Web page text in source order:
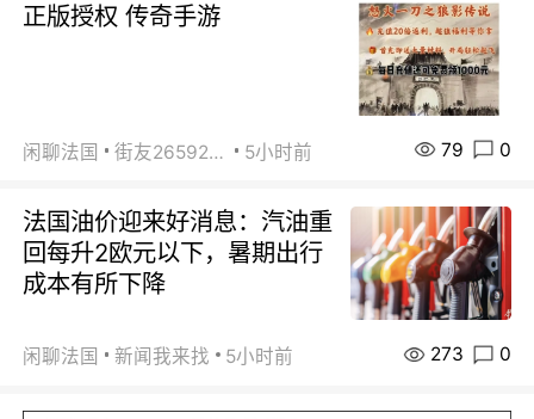
正版授权 传奇手游
闲聊法国 街友26592800 5小时前 79 0
法国油价迎来好消息：汽油重
回每升2欧元以下，暑期出行
成本有所下降
闲聊法国 新闻我来找 5小时前 273 0